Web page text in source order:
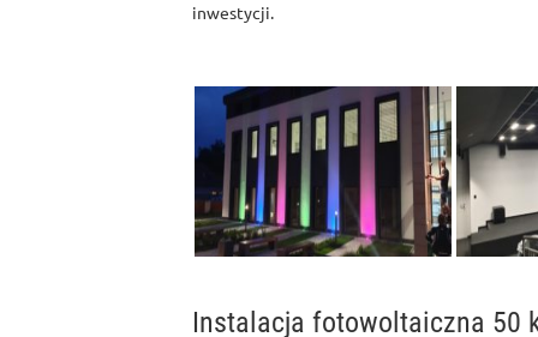
inwestycji.
Instalacja fotowoltaiczna 50